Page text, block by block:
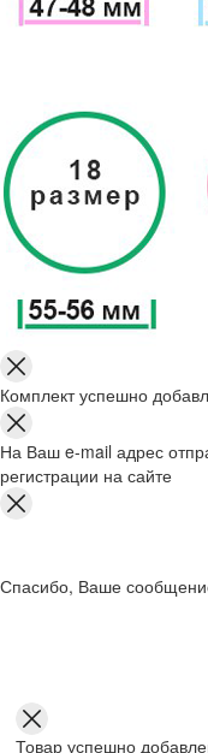
Комплект успешно
На Ваш e-mail адрес
регистрации на сайте
Спасибо, Ваше
Товар успешно